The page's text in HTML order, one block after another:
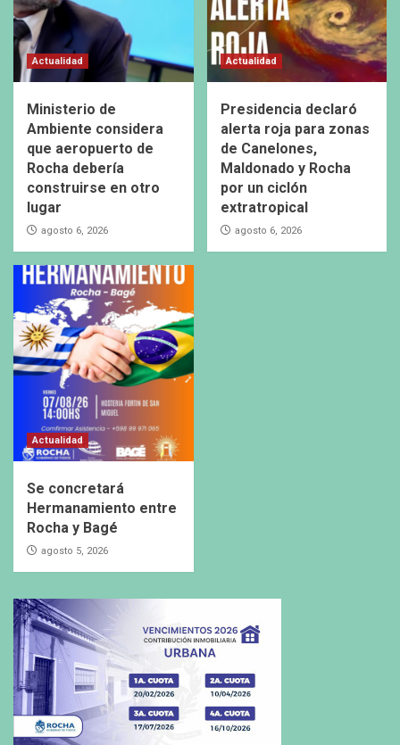
Actualidad
Ministerio de
Ambiente considera
que aeropuerto de
Rocha debería
construirse en otro
lugar
agosto 6, 2026
Actualidad
Presidencia declaró
alerta roja para zonas
de Canelones,
Maldonado y Rocha
por un ciclón
extratropical
agosto 6, 2026
Actualidad
Se concretará
Hermanamiento entre
Rocha y Bagé
agosto 5, 2026